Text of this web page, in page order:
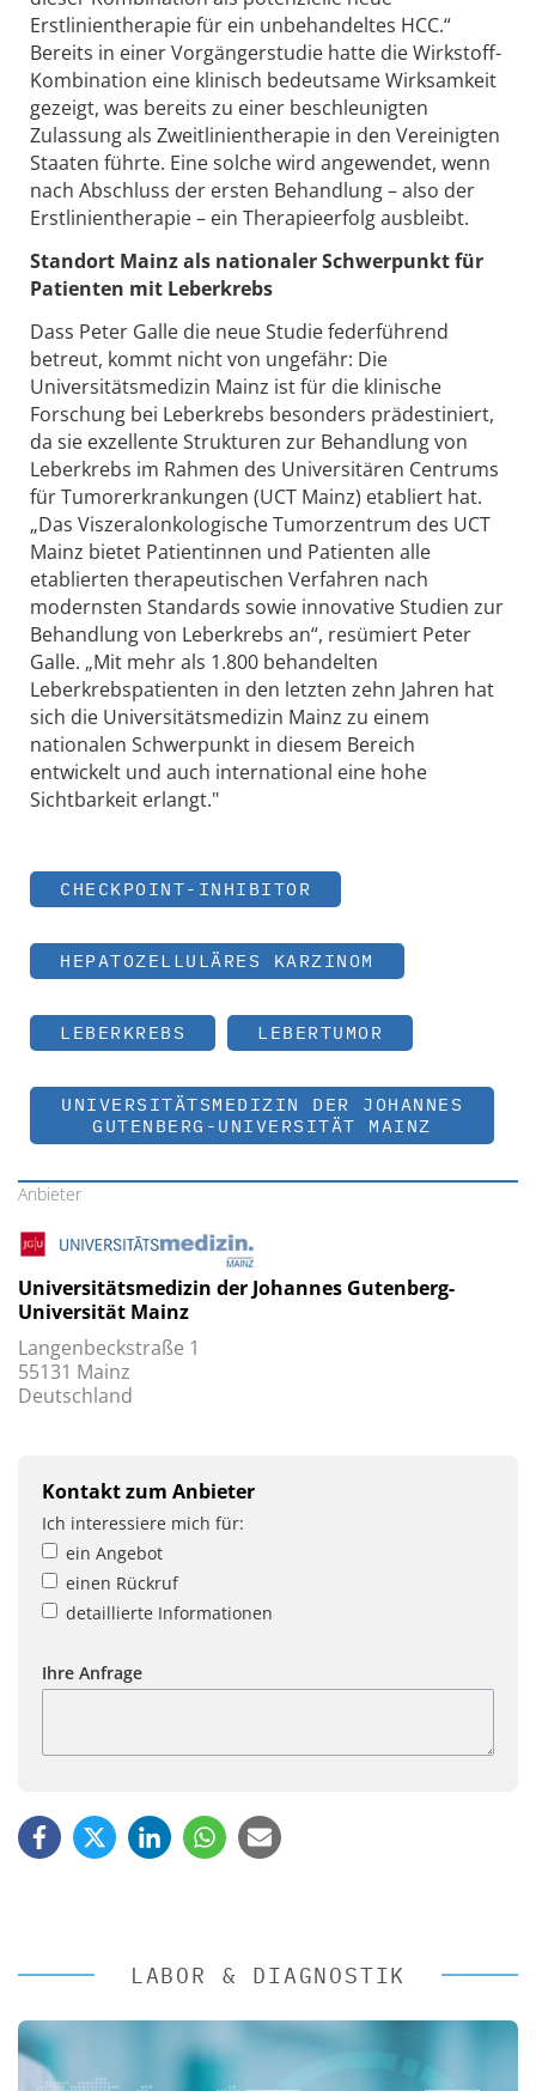
Erstlinientherapie für ein unbehandeltes HCC.“
Bereits in einer Vorgängerstudie hatte die Wirkstoff-
Kombination eine klinisch bedeutsame Wirksamkeit
gezeigt, was bereits zu einer beschleunigten
Zulassung als Zweitlinientherapie in den Vereinigten
Staaten führte. Eine solche wird angewendet, wenn
nach Abschluss der ersten Behandlung – also der
Erstlinientherapie – ein Therapieerfolg ausbleibt.
Standort Mainz als nationaler Schwerpunkt für
Patienten mit Leberkrebs
Dass Peter Galle die neue Studie federführend
betreut, kommt nicht von ungefähr: Die
Universitätsmedizin Mainz ist für die klinische
Forschung bei Leberkrebs besonders prädestiniert,
da sie exzellente Strukturen zur Behandlung von
Leberkrebs im Rahmen des Universitären Centrums
für Tumorerkrankungen (UCT Mainz) etabliert hat.
„Das Viszeralonkologische Tumorzentrum des UCT
Mainz bietet Patientinnen und Patienten alle
etablierten therapeutischen Verfahren nach
modernsten Standards sowie innovative Studien zur
Behandlung von Leberkrebs an“, resümiert Peter
Galle. „Mit mehr als 1.800 behandelten
Leberkrebspatienten in den letzten zehn Jahren hat
sich die Universitätsmedizin Mainz zu einem
nationalen Schwerpunkt in diesem Bereich
entwickelt und auch international eine hohe
Sichtbarkeit erlangt."
CHECKPOINT-INHIBITOR
HEPATOZELLULÄRES KARZINOM
LEBERKREBS LEBERTUMOR
UNIVERSITÄTSMEDIZIN DER JOHANNES
GUTENBERG-UNIVERSITÄT MAINZ
Anbieter
Universitätsmedizin der Johannes Gutenberg-
Universität Mainz
Langenbeckstraße 1
55131 Mainz
Deutschland
Kontakt zum Anbieter
Ich interessiere mich für:
ein Angebot
einen Rückruf
detaillierte Informationen
Ihre Anfrage
LABOR & DIAGNOSTIK